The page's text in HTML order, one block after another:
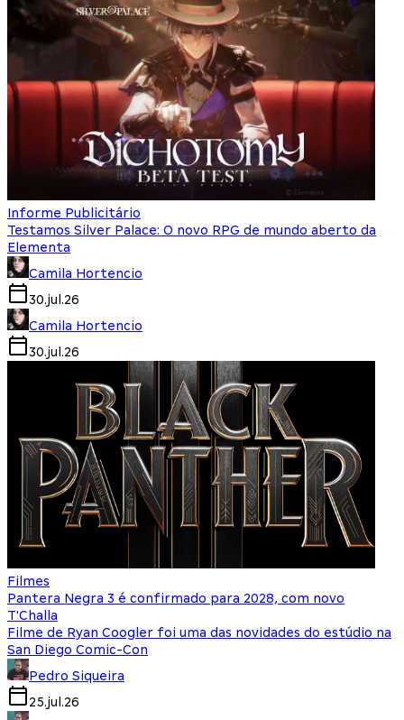
Informe Publicitário
Testamos Silver Palace: O novo RPG de mundo aberto da
Elementa
Camila Hortencio
30.jul.26
Camila Hortencio
30.jul.26
Filmes
Pantera Negra 3 é confirmado para 2028, com novo
T'Challa
Filme de Ryan Coogler foi uma das novidades do estúdio na
San Diego Comic-Con
Pedro Siqueira
25.jul.26